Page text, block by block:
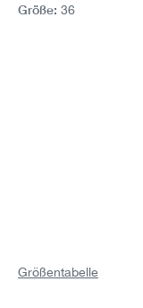
Größe: 36
Größentabelle